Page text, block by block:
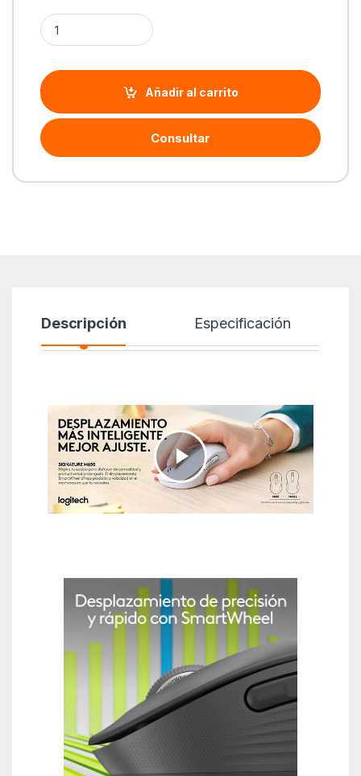
Cantidad Mouse Logitech Signature M650 Silent Wireless/
Añadir al carrito
Consultar
Descripción Especificación